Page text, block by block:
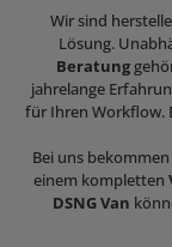
Wir sind
Lösung.
Beratung
jahrelange
für Ihren Workflow.
Bei uns
einem kompletten
DSNG Van